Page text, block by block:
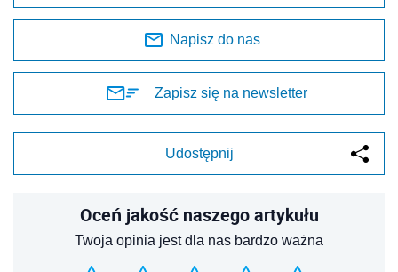
Napisz do nas
Zapisz się na newsletter
Udostępnij
Oceń jakość naszego artykułu
Twoja opinia jest dla nas bardzo ważna